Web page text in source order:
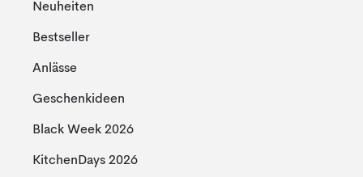
Neuheiten
Bestseller
Anlässe
Geschenkideen
Black Week 2026
KitchenDays 2026